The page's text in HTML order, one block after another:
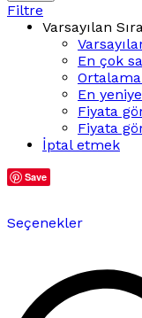
Filtre
Varsayılan
En çok
En
Fiyata
Fiyata
İptal etmek
Save
Seçeneklerürünün
var.